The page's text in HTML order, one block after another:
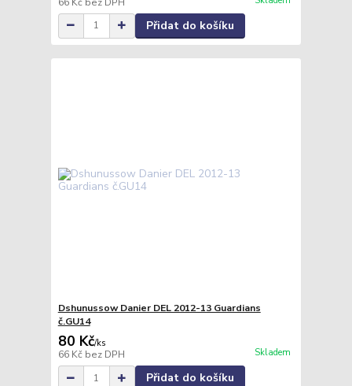
Přidat do košíku
Dshunussow Danier DEL 2012-13 Guardians
č.GU14
80 Kč/ks
66 Kč bez DPH Skladem
Přidat do košíku